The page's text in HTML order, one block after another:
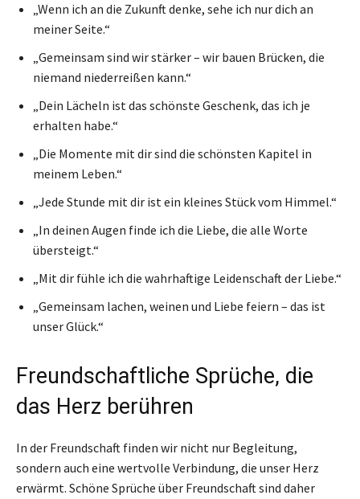
„Wenn ich an die Zukunft denke, sehe ich nur dich an
meiner Seite.“
„Gemeinsam sind wir stärker – wir bauen Brücken, die
niemand niederreißen kann.“
„Dein Lächeln ist das schönste Geschenk, das ich je
erhalten habe.“
„Die Momente mit dir sind die schönsten Kapitel in
meinem Leben.“
„Jede Stunde mit dir ist ein kleines Stück vom Himmel.“
„In deinen Augen finde ich die Liebe, die alle Worte
übersteigt.“
„Mit dir fühle ich die wahrhaftige Leidenschaft der Liebe.“
„Gemeinsam lachen, weinen und Liebe feiern – das ist
unser Glück.“
Freundschaftliche Sprüche, die
das Herz berühren
In der Freundschaft finden wir nicht nur Begleitung,
sondern auch eine wertvolle Verbindung, die unser Herz
erwärmt. Schöne Sprüche über Freundschaft sind daher